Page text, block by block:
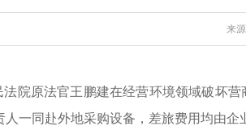
来
院原法官王鹏建在经营环境领域破坏营
人一同赴外地采购设备，差旅费用均由